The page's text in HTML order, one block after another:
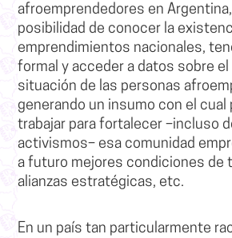
afroemprendedores en
posibilidad de conocer la
emprendimientos nacionales,
formal y acceder a datos sobre
situación de las personas
generando un insumo con el cual
trabajar para fortalecer –incluso
activismos– esa comunidad
a futuro mejores condiciones de
alianzas estratégicas, etc.
En un país tan particularmente